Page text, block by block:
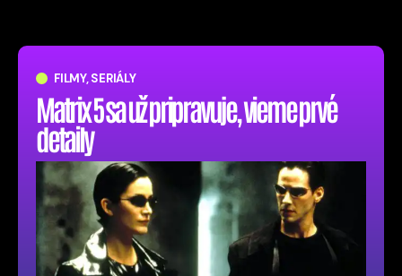
FILMY, SERIÁLY
Matrix 5 sa už pripravuje, vieme prvé
detaily